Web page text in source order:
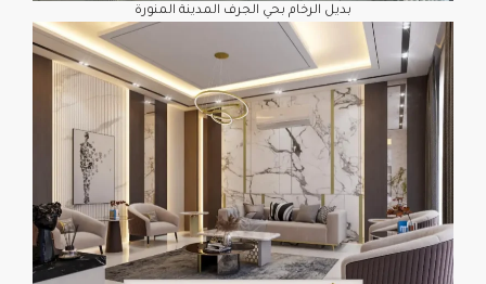
بديل الرخام بحي الجرف المدينة المنورة